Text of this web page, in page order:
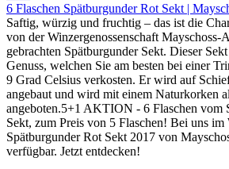
6 Flaschen Spätburgunder Rot Sekt |
Saftig, würzig und fruchtig – das ist die
von der Winzergenossenschaft
gebrachten Spätburgunder Sekt. Dieser
Genuss, welchen Sie am besten bei einer
9 Grad Celsius verkosten. Er wird auf
angebaut und wird mit einem Naturkorken
angeboten.5+1 AKTION - 6 Flaschen vom
Sekt, zum Preis von 5 Flaschen! Bei uns im
Spätburgunder Rot Sekt 2017 von
verfügbar. Jetzt entdecken!